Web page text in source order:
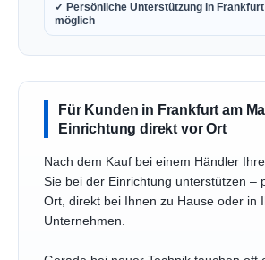
✓ Persönliche Unterstützung in Frankfurt
möglich
Für Kunden in Frankfurt am
Einrichtung direkt vor Ort
Nach dem Kauf bei einem Händler
Sie bei der Einrichtung unterstützen –
Ort, direkt bei Ihnen zu Hause oder in
Unternehmen.